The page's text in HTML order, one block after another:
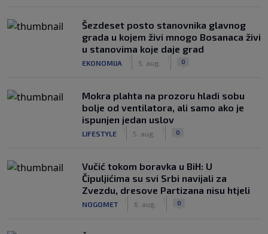
Šezdeset posto stanovnika glavnog
grada u kojem živi mnogo Bosanaca živi
u stanovima koje daje grad
EKONOMIJA 5. aug. 0
Mokra plahta na prozoru hladi sobu
bolje od ventilatora, ali samo ako je
ispunjen jedan uslov
LIFESTYLE 5. aug. 0
Vučić tokom boravka u BiH: U
Čipuljićima su svi Srbi navijali za
Zvezdu, dresove Partizana nisu htjeli
NOGOMET 6. aug. 0